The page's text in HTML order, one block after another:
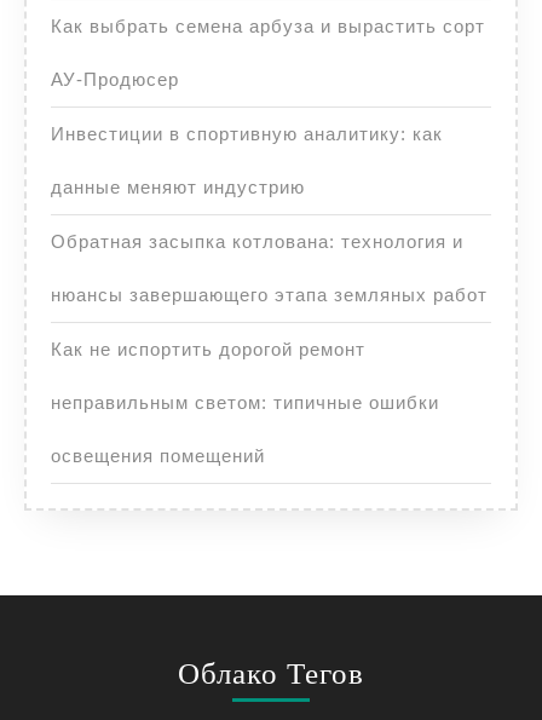
Как выбрать семена арбуза и вырастить сорт
АУ-Продюсер
Инвестиции в спортивную аналитику: как
данные меняют индустрию
Обратная засыпка котлована: технология и
нюансы завершающего этапа земляных работ
Как не испортить дорогой ремонт
неправильным светом: типичные ошибки
освещения помещений
Облако Тегов